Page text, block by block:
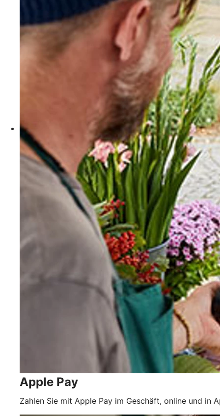
Apple Pay
Zahlen Sie mit Apple Pay im Geschäft, online und in